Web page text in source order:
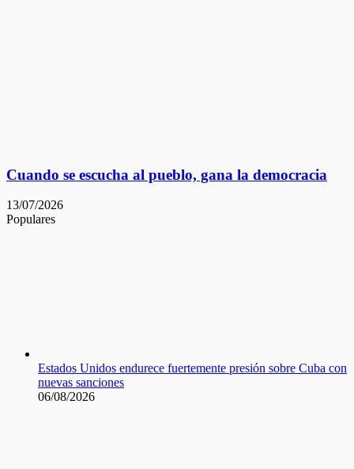
Cuando se escucha al pueblo, gana la democracia
13/07/2026
Populares
Estados Unidos endurece fuertemente presión sobre Cuba con
nuevas sanciones
06/08/2026